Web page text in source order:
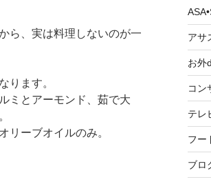
ら、実は料理しないのが一
ります。
ミとアーモンド、茹で大
リーブオイルのみ。
アサ
お外
コン
テレ
フー
ブロ